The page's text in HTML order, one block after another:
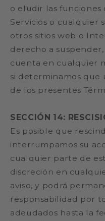
o eludir las funciones
Servicios o cualquier
otros sitios web o
derecho a
cuenta en cualquier
si determinamos
de los presentes
SECCIÓN 14:
Es posible que
interrumpamos su
cualquier parte de
discreción en
aviso, y podrá
responsabilidad por
adeudados hasta la